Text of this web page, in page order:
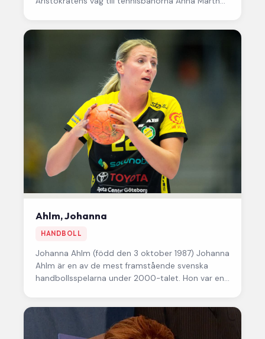
Ahlm, Johanna
HANDBOLL
Johanna Ahlm (född den 3 oktober 1987) Johanna
Ahlm är en av de mest framstående svenska
handbollsspelarna under 2000-talet. Hon var en